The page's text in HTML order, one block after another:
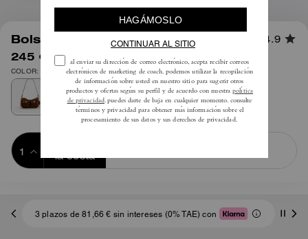
Bolso Waverly Twin Turnlock 4.9
245 € 350 €
COLOR: Latón/Marrón cálido
la cesta
3 plazos de 81,66 € sin intereses (0% TAE) con